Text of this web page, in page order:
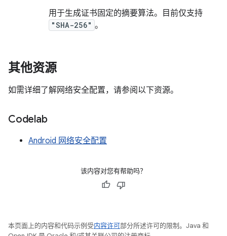
用于生成证书固定的摘要算法。目前仅支持
"SHA-256" 。
其他资源
如需详细了解网络安全配置，请参阅以下资源。
Codelab
Android 网络安全配置
该内容对您有帮助吗？
本页面上的内容和代码示例受内容许可部分所述许可的限制。Java 和